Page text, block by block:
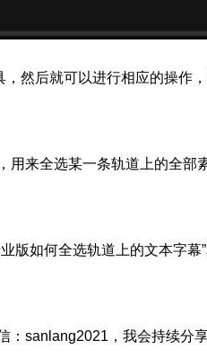
然后就可以进行相应的操作
用来全选某一条轨道上的全部
版如何全选轨道上的文本字
：sanlang2021，我会持续分